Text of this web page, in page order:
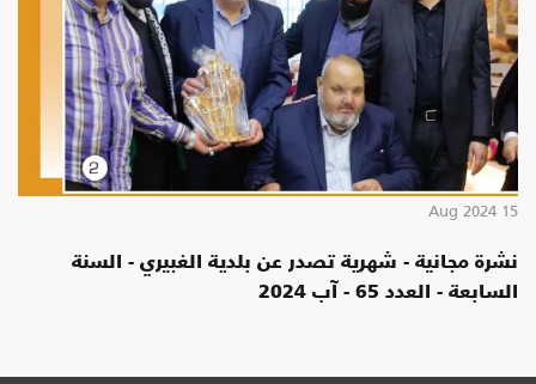
15 Aug 2024
نشرة مجانية - شهرية تصدر عن بلدية الغبيري - السنة
السابعة - العدد 65 - آب 2024